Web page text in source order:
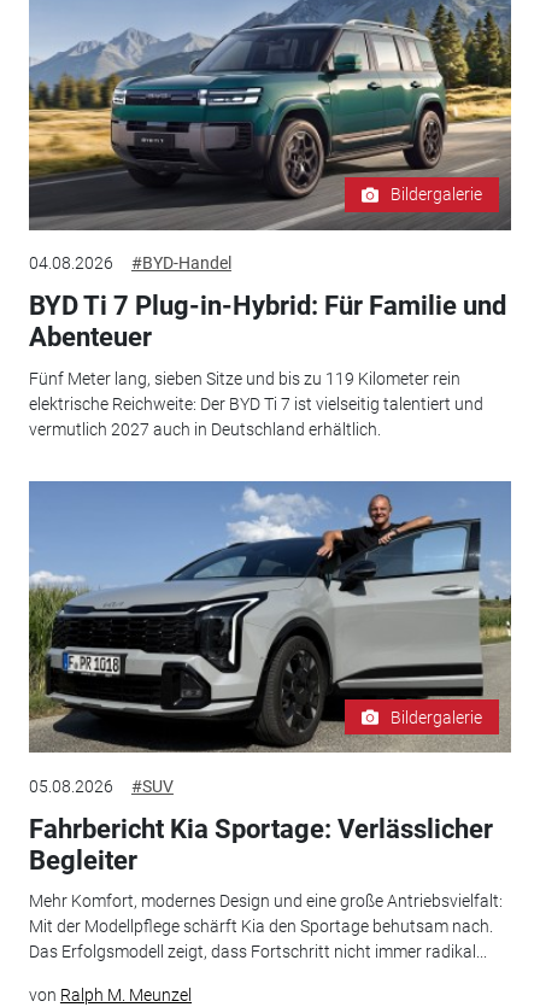
Bildergalerie
04.08.2026 #BYD-Handel
BYD Ti 7 Plug-in-Hybrid: Für Familie und
Abenteuer
Fünf Meter lang, sieben Sitze und bis zu 119 Kilometer rein
elektrische Reichweite: Der BYD Ti 7 ist vielseitig talentiert und
vermutlich 2027 auch in Deutschland erhältlich.
Bildergalerie
05.08.2026 #SUV
Fahrbericht Kia Sportage: Verlässlicher
Begleiter
Mehr Komfort, modernes Design und eine große Antriebsvielfalt:
Mit der Modellpflege schärft Kia den Sportage behutsam nach.
Das Erfolgsmodell zeigt, dass Fortschritt nicht immer radikal...
von Ralph M. Meunzel